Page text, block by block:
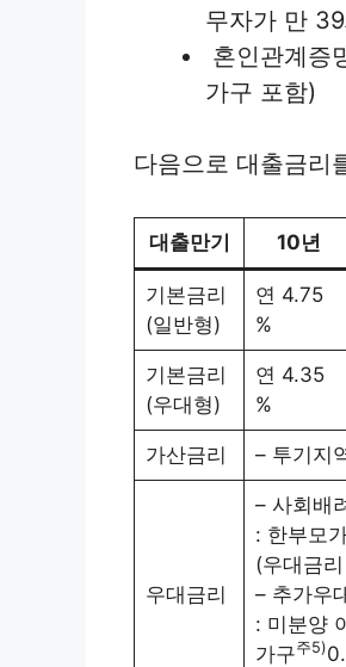
무자가 만
혼인관계증
가구 포함)
다음으로 대출금리
대출만기 10년
기본금리
(일반형)
연 4.75
%
기본금리
(우대형)
연 4.35
%
가산금리 – 투기지
우대금리
– 사회배
: 한부모
(우대금
– 추가우
: 미분양
가구주5)